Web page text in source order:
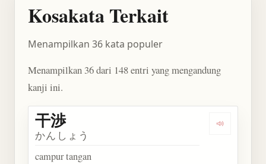
Kosakata Terkait
Menampilkan 36 kata populer
Menampilkan 36 dari 148 entri yang mengandung
kanji ini.
Dengarkan
干渉
かんしょう
campur tangan